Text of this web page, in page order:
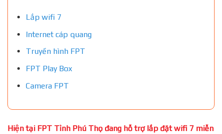
Lắp wifi 7
Internet cáp quang
Truyền hình FPT
FPT Play Box
Camera FPT
Hiện tại FPT Tỉnh Phú Thọ đang hỗ trợ lắp đặt wifi 7 miễn